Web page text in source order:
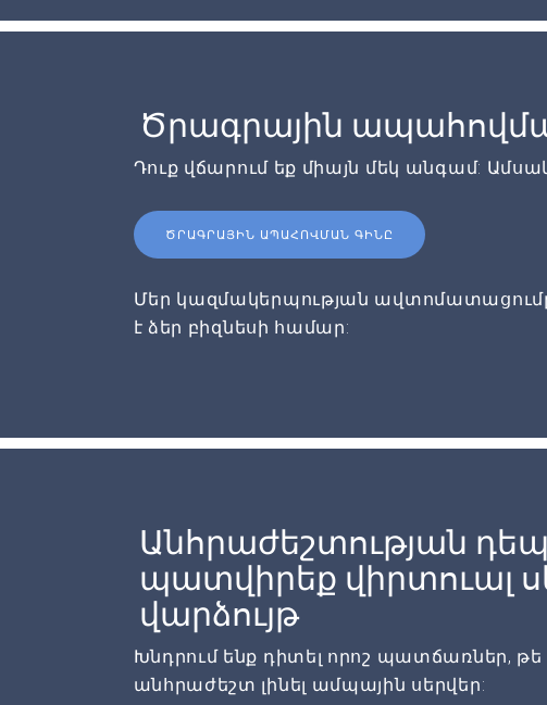
Ծրագրային
Դուք վճարում եք միայն մեկ անգամ:
ԾՐԱԳՐԱՅԻՆ ԱՊԱՀՈՎՄԱՆ ԳԻՆԸ
Մեր կազմակերպության
է ձեր բիզնեսի համար:
Անհրաժեշտության
պատվիրեք վիրտուալ
վարձույթ
Խնդրում ենք դիտել որոշ պատճառներ, թե
անհրաժեշտ լինել ամպային սերվեր: